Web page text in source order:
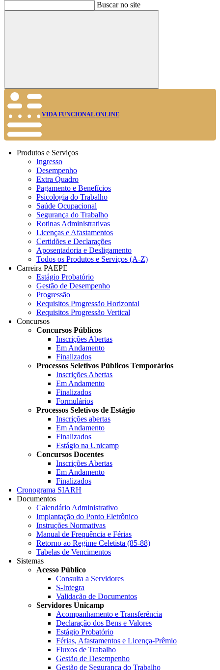
Buscar no site
Buscar
VIDA FUNCIONAL ONLINE
Produtos e Serviços
Ingresso
Desempenho
Extra Quadro
Pagamento e Benefícios
Psicologia do Trabalho
Saúde Ocupacional
Segurança do Trabalho
Rotinas Administrativas
Licenças e Afastamentos
Certidões e Declarações
Aposentadoria e Desligamento
Todos os Produtos e Serviços (A-Z)
Carreira PAEPE
Estágio Probatório
Gestão de Desempenho
Progressão
Requisitos Progressão Horizontal
Requisitos Progressão Vertical
Concursos
Concursos Públicos
Inscrições Abertas
Em Andamento
Finalizados
Processos Seletivos Públicos Temporários
Inscrições Abertas
Em Andamento
Finalizados
Formulários
Processos Seletivos de Estágio
Inscrições abertas
Em Andamento
Finalizados
Estágio na Unicamp
Concursos Docentes
Inscrições Abertas
Em Andamento
Finalizados
Cronograma SIARH
Documentos
Calendário Administrativo
Implantação do Ponto Eletrônico
Instruções Normativas
Manual de Frequência e Férias
Retorno ao Regime Celetista (85-88)
Tabelas de Vencimentos
Sistemas
Acesso Público
Consulta a Servidores
S-Integra
Validação de Documentos
Servidores Unicamp
Acompanhamento e Transferência
Declaração dos Bens e Valores
Estágio Probatório
Férias, Afastamentos e Licença-Prêmio
Fluxos de Trabalho
Gestão de Desempenho
Gestão de Segurança do Trabalho